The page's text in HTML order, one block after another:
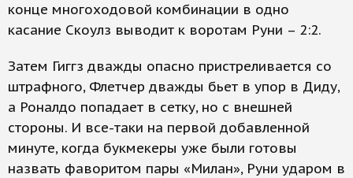
конце многоходовой комбинации в одно
касание Скоулз выводит к воротам Руни – 2:2.
Затем Гиггз дважды опасно пристреливается со
штрафного, Флетчер дважды бьет в упор в Диду,
а Роналдо попадает в сетку, но с внешней
стороны. И все-таки на первой добавленной
минуте, когда букмекеры уже были готовы
назвать фаворитом пары «Милан», Руни ударом в